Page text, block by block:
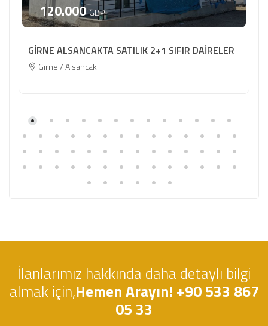
120.000 GBP
GİRNE ALSANCAKTA SATILIK 2+1 SIFIR DAİRELER
Girne / Alsancak
İlanlarımız hakkında daha detaylı bilgi
almak için,Hemen Arayın! +90 533 867
05 33